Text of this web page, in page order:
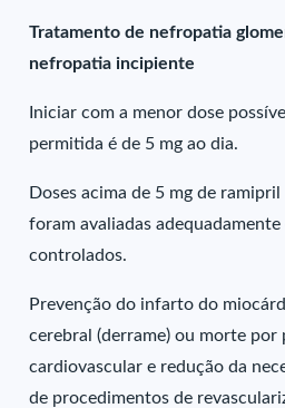
Tratamento de nefropatia
nefropatia incipiente
Iniciar com a menor dose
permitida é de 5 mg ao dia.
Doses acima de 5 mg de
foram avaliadas
controlados.
Prevenção do infarto do
cerebral (derrame) ou morte por
cardiovascular e redução da
de procedimentos de